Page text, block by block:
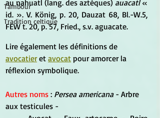
Tambour
Tradition celtique
au nahuatl (lang. des aztèques) auacatl «
id. ». V. König, p. 20, Dauzat 68, Bl.-W.5,
FEW t. 20, p. 57, Fried., s.v. aguacate.
Lire également les définitions de
avocatier et avocat pour amorcer la
réflexion symbolique.
Autres noms : Persea americana - Arbre
aux testicules -